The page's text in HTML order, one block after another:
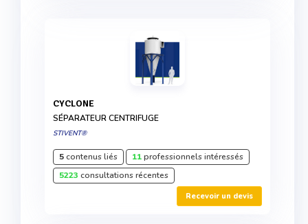
CYCLONE
SÉPARATEUR CENTRIFUGE
STIVENT®
5contenus liés 11professionnels intéressés
5223 consultations récentes
Recevoir un devis